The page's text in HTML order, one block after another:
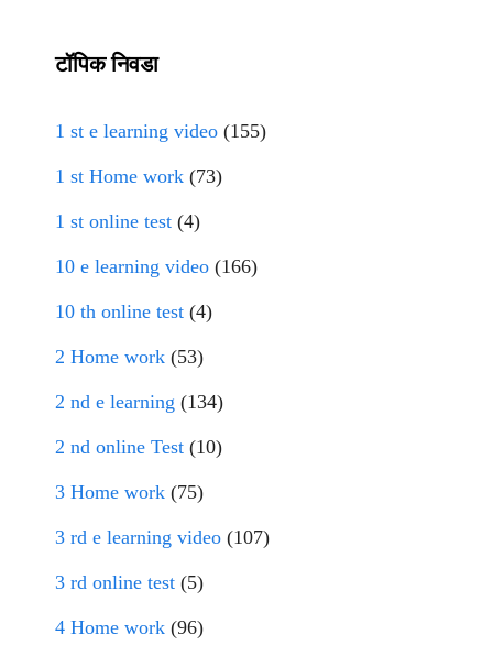
टॉपिक निवडा
1 st e learning video (155)
1 st Home work (73)
1 st online test (4)
10 e learning video (166)
10 th online test (4)
2 Home work (53)
2 nd e learning (134)
2 nd online Test (10)
3 Home work (75)
3 rd e learning video (107)
3 rd online test (5)
4 Home work (96)